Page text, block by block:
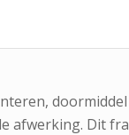
afwerking. Dit